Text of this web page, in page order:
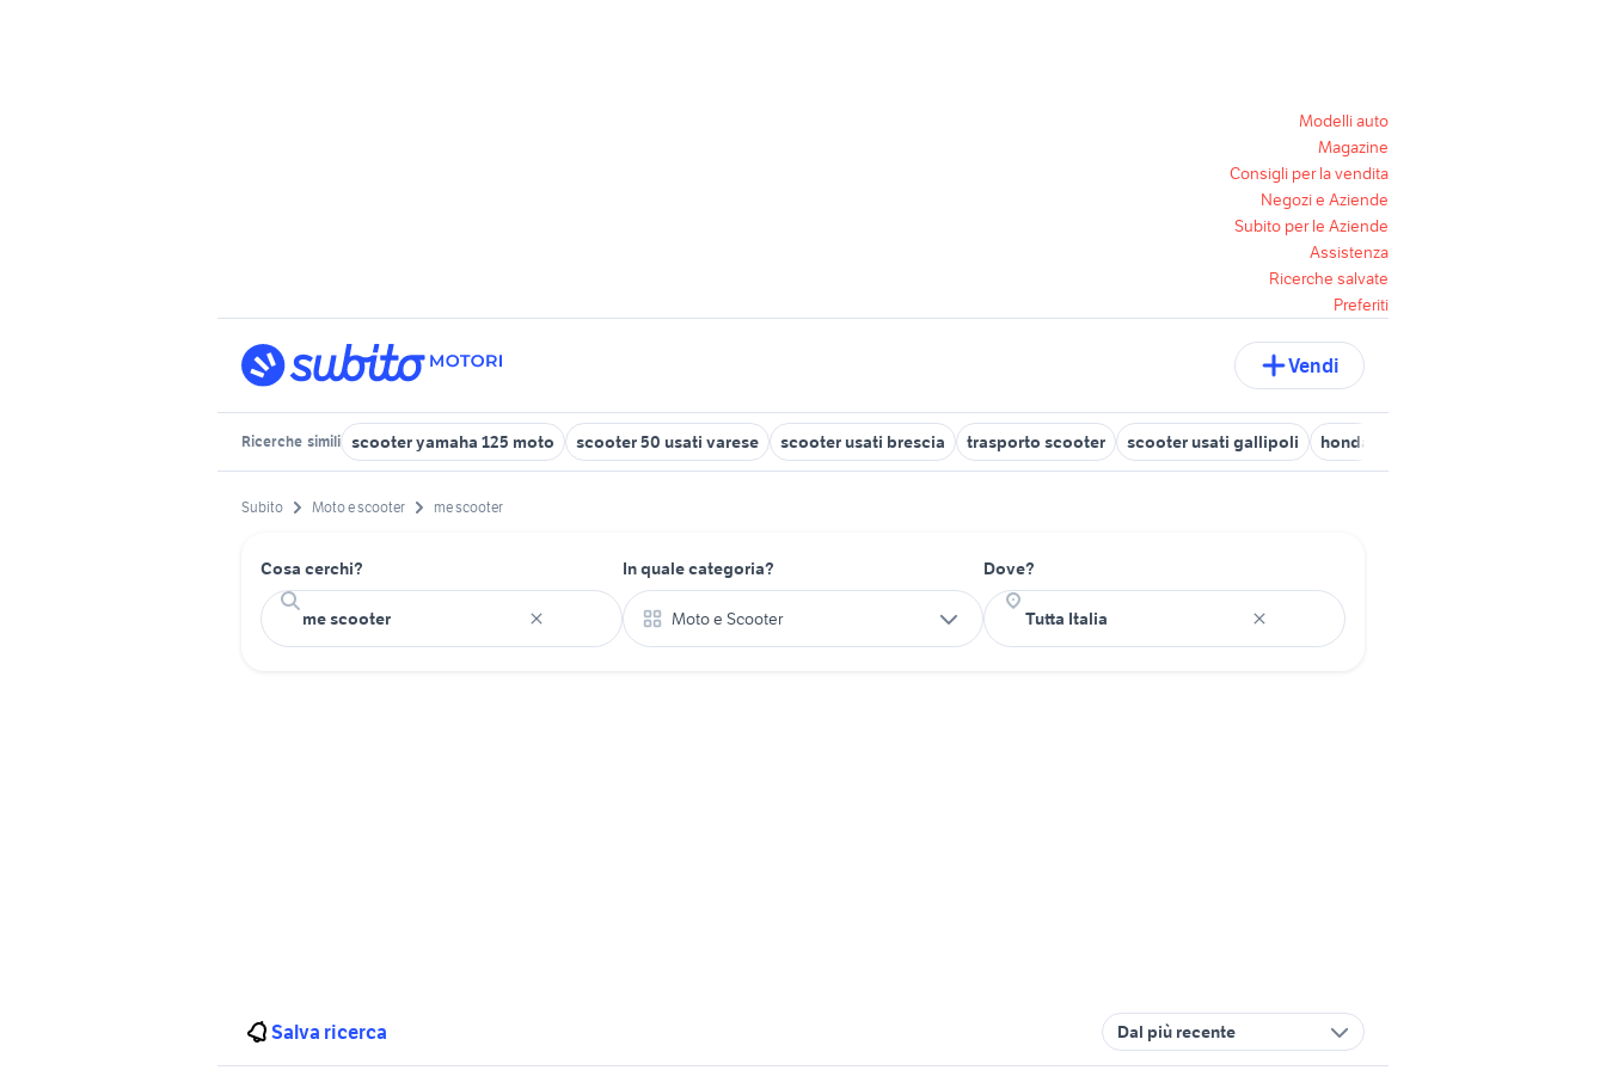
Modelli auto
Magazine
Consigli per la vendita
Negozi e Aziende
Subito per le Aziende
Assistenza
Ricerche salvate
Preferiti
Vendi
Ricerche simili scooter yamaha 125 moto scooter 50 usati varese scooter usati brescia trasporto scooter scooter usati gallipoli honda scooter
Subito Moto e scooter me scooter
Cosa cerchi? In quale categoria?
Moto e Scooter
Dove?
Salva ricerca Dal più recente